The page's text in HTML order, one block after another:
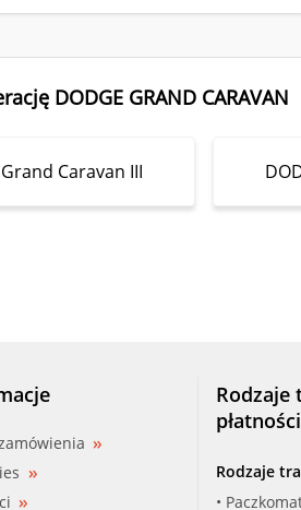
DODGE GRAND CARAVAN
Caravan III
Rodzaje
płatności
Rodzaje
•